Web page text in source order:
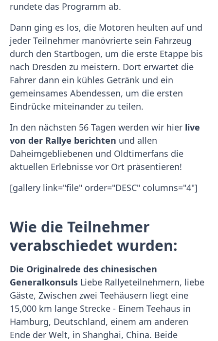
rundete das Programm ab.
Dann ging es los, die Motoren heulten auf und
jeder Teilnehmer manövrierte sein Fahrzeug
durch den Startbogen, um die erste Etappe bis
nach Dresden zu meistern. Dort erwartet die
Fahrer dann ein kühles Getränk und ein
gemeinsames Abendessen, um die ersten
Eindrücke miteinander zu teilen.
In den nächsten 56 Tagen werden wir hier live
von der Rallye berichten und allen
Daheimgebliebenen und Oldtimerfans die
aktuellen Erlebnisse vor Ort präsentieren!
[gallery link="file" order="DESC" columns="4"]
Wie die Teilnehmer
verabschiedet wurden:
Die Originalrede des chinesischen
Generalkonsuls Liebe Rallyeteilnehmern, liebe
Gäste, Zwischen zwei Teehäusern liegt eine
15,000 km lange Strecke - Einem Teehaus in
Hamburg, Deutschland, einem am anderen
Ende der Welt, in Shanghai, China. Beide